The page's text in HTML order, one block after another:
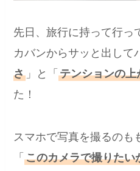
先日、旅行に持って行っ
カバンからサッと出して
さ 」と「テンションの上
た！
スマホで写真を撮るのも
「このカメラで撮りたい